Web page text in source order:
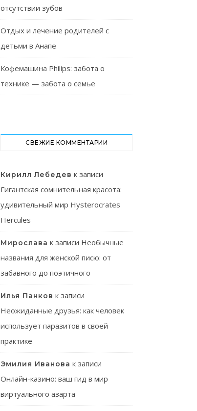
отсутствии зубов
Отдых и лечение родителей с
детьми в Анапе
Кофемашина Philips: забота о
технике — забота о семье
СВЕЖИЕ КОММЕНТАРИИ
Кирилл Лебедев к записи
Гигантская сомнительная красота:
удивительный мир Hysterocrates
Hercules
Мирослава к записи Необычные
названия для женской писю: от
забавного до поэтичного
Илья Панков к записи
Неожиданные друзья: как человек
использует паразитов в своей
практике
Эмилия Иванова к записи
Онлайн-казино: ваш гид в мир
виртуального азарта